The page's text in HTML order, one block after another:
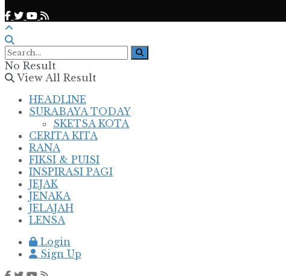
No Result
View All Result
HEADLINE
SURABAYA TODAY
SKETSA KOTA
CERITA KITA
RANA
FIKSI & PUISI
INSPIRASI PAGI
JEJAK
JENAKA
JELAJAH
LENSA
Login
Sign Up